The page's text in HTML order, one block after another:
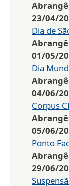
23/04/
Dia de
01/05/
Dia
04/06/
Corpus
05/06/
Ponto
29/06/